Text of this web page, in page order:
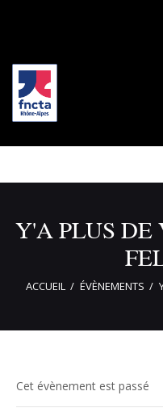
Y'A PLUS DE
ACCUEIL ÉVÈNEMENTS
Cet évènement est passé